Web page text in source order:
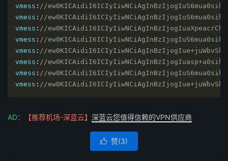
vmess : //
vmess : //
vmess : //
vmess : //
vmess : //
vmess : //
vmess : //
vmess : //
AD： 【推荐机场-深蓝云】 深蓝云您值得信赖的VPN供应商
 赞(3)